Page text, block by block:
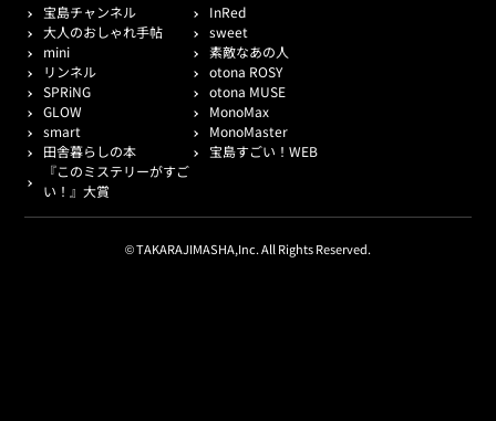
宝島チャンネル
InRed
大人のおしゃれ手帖
sweet
mini
素敵なあの人
リンネル
otona ROSY
SPRiNG
otona MUSE
GLOW
MonoMax
smart
MonoMaster
田舎暮らしの本
宝島すごい！WEB
『このミステリーがすご
い！』大賞
© TAKARAJIMASHA,Inc. All Rights Reserved.